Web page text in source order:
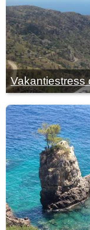
Vakantiestress